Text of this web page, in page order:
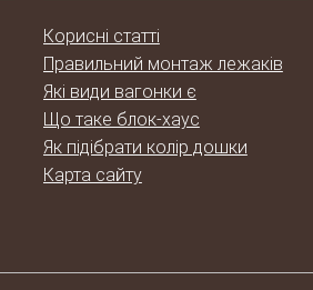
Корисні статті
Правильний монтаж лежаків
Які види вагонки є
Що таке блок-хаус
Як підібрати колір дошки
Карта сайту